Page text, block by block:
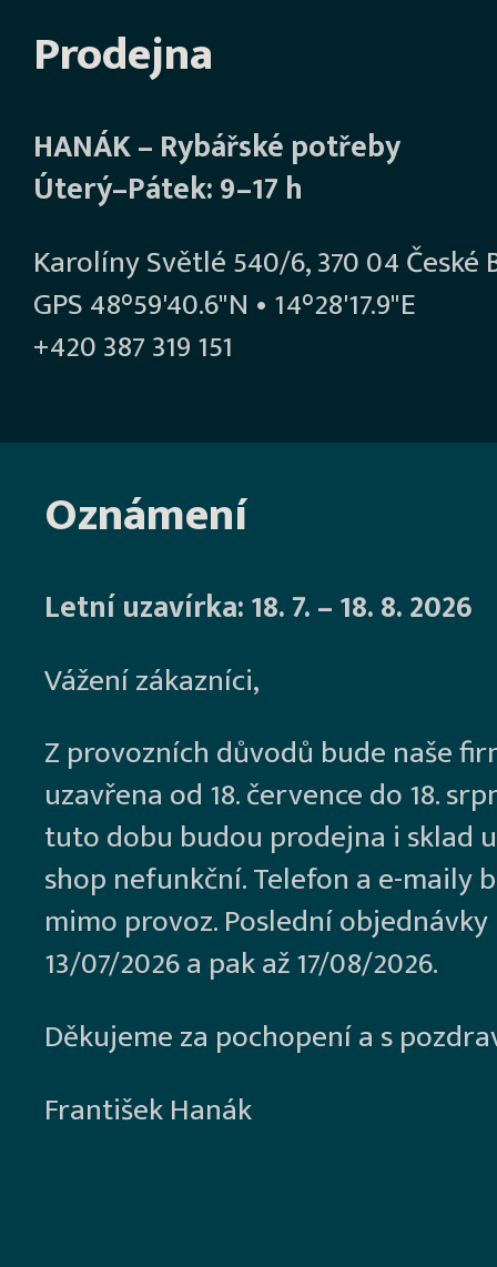
Prodejna
HANÁK – Rybářské potřeby
Úterý–Pátek: 9–17 h
Karolíny Světlé 540/6, 370 04 České
GPS 48°59'40.6"N • 14°28'17.9"E
+420 387 319 151
Oznámení
Letní uzavírka: 18. 7. – 18. 8. 2026
Vážení zákazníci,
Z provozních důvodů bude naše
uzavřena od 18. července do 18.
tuto dobu budou prodejna i sklad
shop nefunkční. Telefon a e-maily
mimo provoz. Poslední
13/07/2026 a pak až 17/08/2026.
Děkujeme za pochopení a s
František Hanák